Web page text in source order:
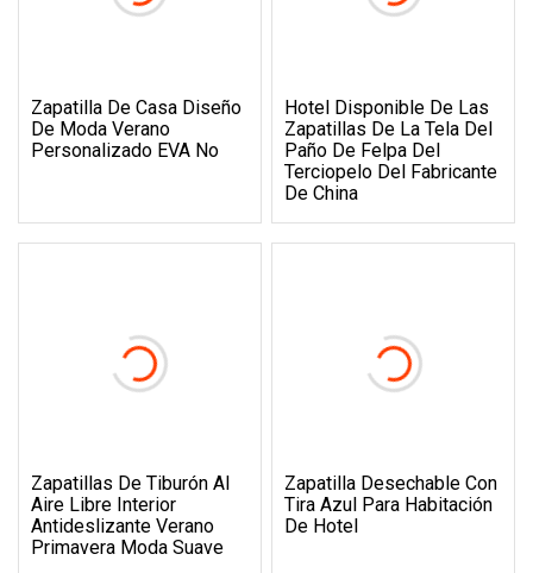
Zapatilla De Casa Diseño
De Moda Verano
Personalizado EVA No
Hotel Disponible De Las
Zapatillas De La Tela Del
Paño De Felpa Del
Terciopelo Del Fabricante
De China
Zapatillas De Tiburón Al
Aire Libre Interior
Antideslizante Verano
Primavera Moda Suave
Zapatilla Desechable Con
Tira Azul Para Habitación
De Hotel